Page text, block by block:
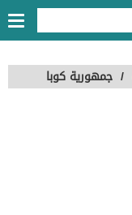
/ جمهورية كوبا